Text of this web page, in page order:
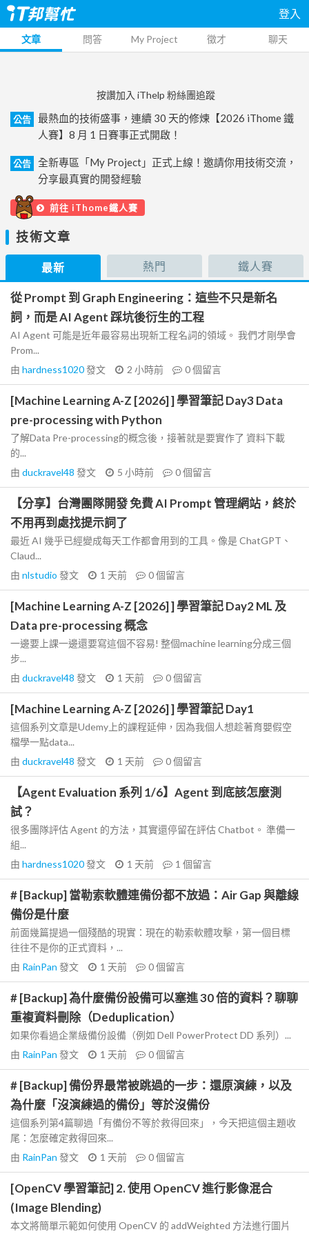
登入
文章 問答 My Project 徵才 聊天
按讚加入 iThelp 粉絲團追蹤
公告
最熱血的技術盛事，連續 30 天的修煉【2026 iThome 鐵
人賽】8 月 1 日賽事正式開啟！
公告
全新專區「My Project」正式上線！邀請你用技術交流，
分享最真實的開發經驗
前往 iThome鐵人賽
技術文章
最新 熱門 鐵人賽
從 Prompt 到 Graph Engineering：這些不只是新名
詞，而是 AI Agent 踩坑後衍生的工程
AI Agent 可能是近年最容易出現新工程名詞的領域。 我們才剛學會
Prom...
由 hardness1020發文 2 小時前 0個留言
[Machine Learning A-Z [2026] ] 學習筆記 Day3 Data
pre-processing with Python
了解Data Pre-processing的概念後，接著就是要實作了 資料下載
的...
由 duckravel48 發文 5 小時前 0個留言
【分享】台灣團隊開發 免費 AI Prompt 管理網站，終於
不用再到處找提示詞了
最近 AI 幾乎已經變成每天工作都會用到的工具。像是 ChatGPT、
Claud...
由 nlstudio 發文 1 天前 0個留言
[Machine Learning A-Z [2026] ] 學習筆記 Day2 ML 及
Data pre-processing 概念
一邊要上課一邊還要寫這個不容易! 整個machine learning分成三個
步...
由 duckravel48 發文 1 天前 0個留言
[Machine Learning A-Z [2026] ] 學習筆記 Day1
這個系列文章是Udemy上的課程延伸，因為我個人想趁著育嬰假空
檔學一點data...
由 duckravel48 發文 1 天前 0個留言
【Agent Evaluation 系列 1/6】Agent 到底該怎麼測
試？
很多團隊評估 Agent 的方法，其實還停留在評估 Chatbot。 準備一
組...
由 hardness1020發文 1 天前 1 個留言
# [Backup] 當勒索軟體連備份都不放過：Air Gap 與離線
備份是什麼
前面幾篇提過一個殘酷的現實：現在的勒索軟體攻擊，第一個目標
往往不是你的正式資料，...
由 RainPan 發文 1 天前 0個留言
# [Backup] 為什麼備份設備可以塞進 30 倍的資料？聊聊
重複資料刪除（Deduplication）
如果你看過企業級備份設備（例如 Dell PowerProtect DD 系列）...
由 RainPan 發文 1 天前 0個留言
# [Backup] 備份界最常被跳過的一步：還原演練，以及
為什麼「沒演練過的備份」等於沒備份
這個系列第4篇聊過「有備份不等於救得回來」，今天把這個主題收
尾：怎麼確定救得回來...
由 RainPan 發文 1 天前 0個留言
[OpenCV 學習筆記] 2. 使用 OpenCV 進行影像混合
(Image Blending)
本文將簡單示範如何使用 OpenCV 的 addWeighted 方法進行圖片